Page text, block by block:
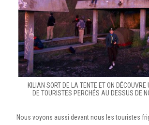
KILIAN SORT DE LA TENTE ET ON DÉCOUVRE
DE TOURISTES PERCHÉS AU DESSUS DE
Nous voyons aussi devant nous les touristes